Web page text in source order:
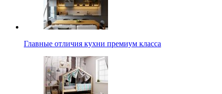
Главные отличия кухни премиум класса